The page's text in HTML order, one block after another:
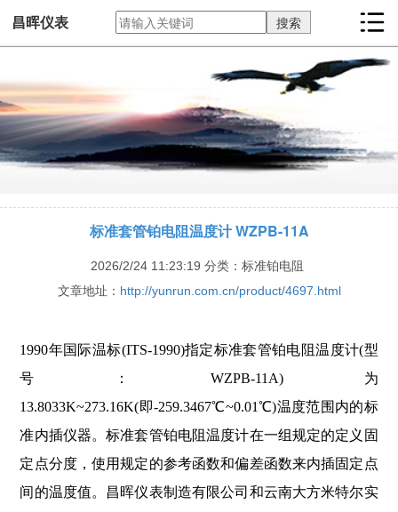
昌晖仪表
标准套管铂电阻温度计 WZPB-11A
2026/2/24 11:23:19 分类：标准铂电阻
文章地址： http://yunrun.com.cn/product/4697.html
1990年国际温标(ITS-1990)指定标准套管铂电阻温度计(型
号：WZPB-11A)为
13.8033K~273.16K(即-259.3467℃~0.01℃)温度范围内的标
准内插仪器。标准套管铂电阻温度计在一组规定的定义固
定点分度，使用规定的参考函数和偏差函数来内插固定点
间的温度值。昌晖仪表制造有限公司和云南大方米特尔实